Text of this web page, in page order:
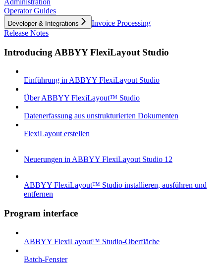
Operator Guides
Developer & Integrations
Invoice Processing
Release Notes
Introducing ABBYY FlexiLayout Studio
Einführung in ABBYY FlexiLayout Studio
Über ABBYY FlexiLayout™ Studio
Datenerfassung aus unstrukturierten Dokumenten
FlexiLayout erstellen
Neuerungen in ABBYY FlexiLayout Studio 12
ABBYY FlexiLayout™ Studio installieren, ausführen und
entfernen
Program interface
ABBYY FlexiLayout™ Studio-Oberfläche
Batch-Fenster